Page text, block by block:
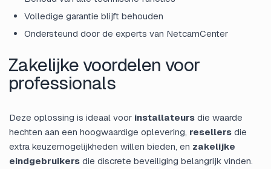
Volledige garantie blijft behouden
Ondersteund door de experts van NetcamCenter
Zakelijke voordelen voor
professionals
Deze oplossing is ideaal voor installateurs die waarde
hechten aan een hoogwaardige oplevering, resellers die
extra keuzemogelijkheden willen bieden, en zakelijke
eindgebruikers die discrete beveiliging belangrijk vinden.